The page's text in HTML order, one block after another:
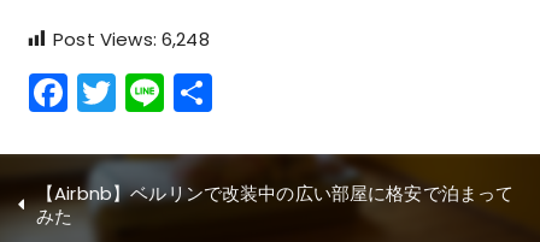
Post Views: 6,248
Facebook
Twitter
Line
【Airbnb】ベルリンで改装中の広い部屋に格安で泊まって
みた